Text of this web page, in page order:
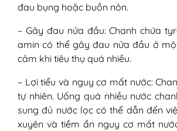
đau bụng hoặc buồn nôn.
– Gây đau nửa đầu: Chanh chứa
amin có thể gây đau nửa đầu ở
cảm khi tiêu thụ quá nhiều.
– Lợi tiểu và nguy cơ mất nước:
tự nhiên. Uống quá nhiều nước
sung đủ nước lọc có thể dẫn đến
xuyên và tiềm ẩn nguy cơ mất